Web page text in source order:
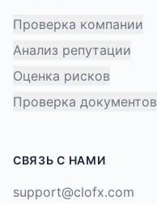
Проверка компании
Анализ репутации
Оценка рисков
Проверка документов
СВЯЗЬ С НАМИ
support@clofx.com